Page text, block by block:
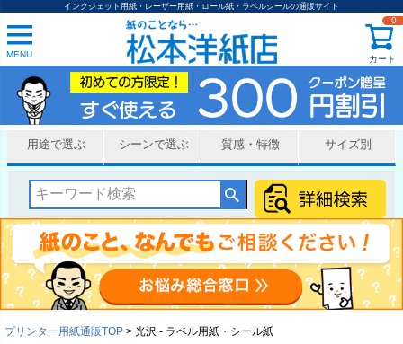
インクジェット用紙・レーザー用紙・ロール紙・ラベルシールの通販サイト
MENU カート
0
用途で選ぶ シーンで選ぶ 質感・特徴 サイズ別
プリンター用紙通販TOP 光沢 - ラベル用紙・シール紙